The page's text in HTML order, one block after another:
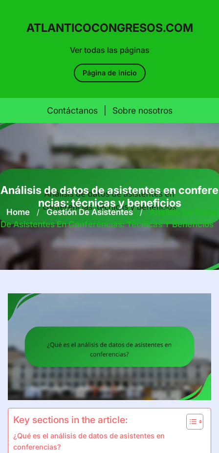
Ver todas las páginas
ATLANTICOCONGRESOS.COM
Página de inicio
Contáctanos Sobre nosotros
Skip
content
Análisis de datos de asistentes en confere
ncias: técnicas y beneficios
Home / Gestión De Asistentes / Análisis De Datos
De Asistentes En Conferencias: Técnicas Y Beneficios
Key sections in the article:
¿Qué es el análisis de datos de asistentes en
conferencias?